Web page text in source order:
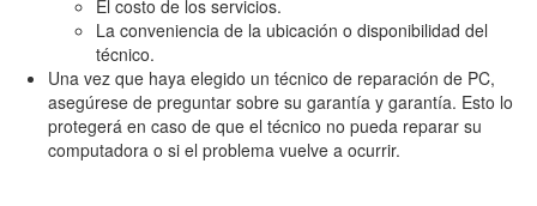
El costo de los servicios.
La conveniencia de la ubicación o disponibilidad del
técnico.
Una vez que haya elegido un técnico de reparación de PC,
asegúrese de preguntar sobre su garantía y garantía. Esto lo
protegerá en caso de que el técnico no pueda reparar su
computadora o si el problema vuelve a ocurrir.